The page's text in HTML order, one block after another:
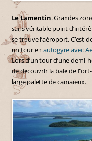
Le Lamentin. Grandes
sans véritable point
se trouve l’aéroport. C’est
un tour en autogyre avec
Lors d’un tour d’une demi-
de découvrir la baie de
large palette de camaïeux.